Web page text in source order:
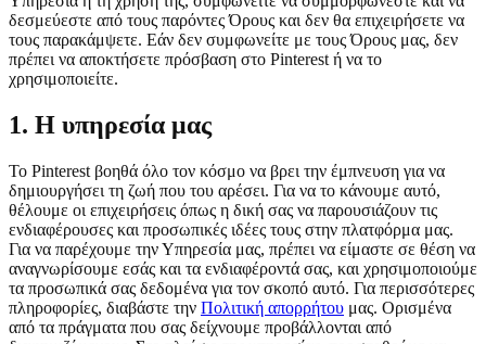
δεσμεύεστε από τους παρόντες Όρους και δεν θα επιχειρήσετε να
τους παρακάμψετε. Εάν δεν συμφωνείτε με τους Όρους μας, δεν
πρέπει να αποκτήσετε πρόσβαση στο Pinterest ή να το
χρησιμοποιείτε.
1. Η υπηρεσία μας
Το Pinterest βοηθά όλο τον κόσμο να βρει την έμπνευση για να
δημιουργήσει τη ζωή που του αρέσει. Για να το κάνουμε αυτό,
θέλουμε οι επιχειρήσεις όπως η δική σας να παρουσιάζουν τις
ενδιαφέρουσες και προσωπικές ιδέες τους στην πλατφόρμα μας.
Για να παρέχουμε την Υπηρεσία μας, πρέπει να είμαστε σε θέση να
αναγνωρίσουμε εσάς και τα ενδιαφέροντά σας, και χρησιμοποιούμε
τα προσωπικά σας δεδομένα για τον σκοπό αυτό. Για περισσότερες
πληροφορίες, διαβάστε την Πολιτική απορρήτου μας. Ορισμένα
από τα πράγματα που σας δείχνουμε προβάλλονται από